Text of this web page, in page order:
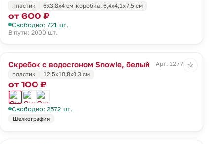
пластик 6х3,8х4 см; коробка: 6,4х4,1х7,5 см
от 600 ₽
Свободно: 721 шт.
В пути: 2000 шт.
Скребок с водосгоном Snowie, белый
Арт. 12775.60
пластик
12,5x10,8x0,3 см
от 100 ₽
Свободно: 2572 шт.
Шелкография
☆